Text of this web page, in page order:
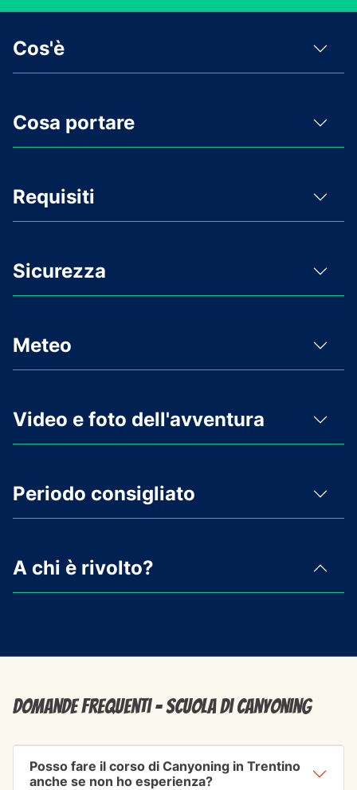
Cos'è
Cosa portare
Requisiti
Sicurezza
Meteo
Video e foto dell'avventura
Periodo consigliato
A chi è rivolto?
Domande frequenti - Scuola di Canyoning
Posso fare il corso di Canyoning in Trentino
anche se non ho esperienza?